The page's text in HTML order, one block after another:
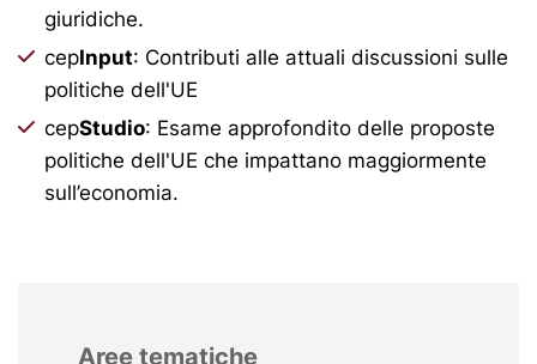
giuridiche.
cepInput: Contributi alle attuali discussioni sulle
politiche dell'UE
cepStudio: Esame approfondito delle proposte
politiche dell'UE che impattano maggiormente
sull’economia.
Aree tematiche